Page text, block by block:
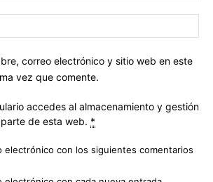
correo electrónico y sitio web en este
vez que comente.
accedes al almacenamiento y gestión
de esta web. *
electrónico con los siguientes comentarios